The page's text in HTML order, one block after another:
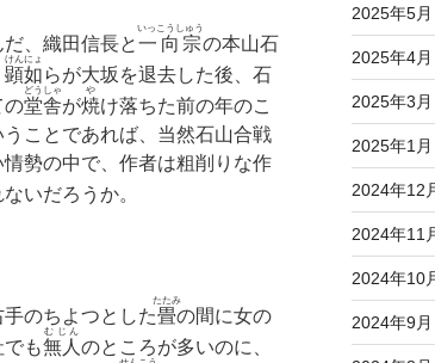
、織田信長と一向宗
いっこうしゅう
の本山石
顕如
けんにょ
らが大坂を退去した後、石
の堂舎
どうしゃ
が焼
や
け落ちた前の年のこ
ことであれば、当然石山合戦
勢の中で、作者は粗削りな作
いだろうか。
のちよつとした畳
たたみ
の間に女の
も無人
むじん
のところが多いのに、
2025年5月
2025年4月
2025年3月
2025年1月
2024年12
2024年11
2024年10
2024年9月